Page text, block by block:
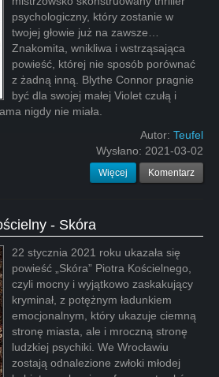
psychologiczny, który zostanie w
twojej głowie już na zawsze…
Znakomita, wnikliwa i wstrząsająca
powieść, której nie sposób porównać
z żadną inną. Blythe Connor pragnie
być dla swojej małej Violet czułą i
nigdy nie miała.
Autor: Teufel
Wysłano: 2021-03-02
Więcej Komentarz
- Skóra
22 stycznia 2021 roku ukazała się
powieść „Skóra” Piotra Kościelnego,
czyli mocny i wyjątkowo zaskakujący
kryminał, z potężnym ładunkiem
emocjonalnym, który ukazuje ciemną
stronę miasta, ale i mroczną stronę
ludzkiej psychiki. We Wrocławiu
zostają odnalezione zwłoki młodej